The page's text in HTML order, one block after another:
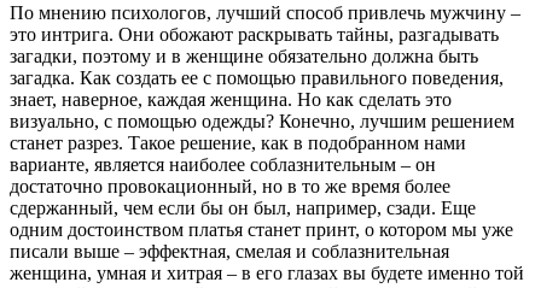
По мнению психологов, лучший способ привлечь мужчину –
это интрига. Они обожают раскрывать тайны, разгадывать
загадки, поэтому и в женщине обязательно должна быть
загадка. Как создать ее с помощью правильного поведения,
знает, наверное, каждая женщина. Но как сделать это
визуально, с помощью одежды? Конечно, лучшим решением
станет разрез. Такое решение, как в подобранном нами
варианте, является наиболее соблазнительным – он
достаточно провокационный, но в то же время более
сдержанный, чем если бы он был, например, сзади. Еще
одним достоинством платья станет принт, о котором мы уже
писали выше – эффектная, смелая и соблазнительная
женщина, умная и хитрая – в его глазах вы будете именно той